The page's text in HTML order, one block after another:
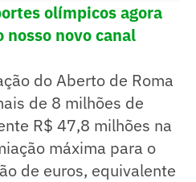
olímpicos agora
nosso novo canal
do Aberto de Roma
de 8 milhões de
R$ 47,8 milhões na
máxima para o
de euros, equivalente